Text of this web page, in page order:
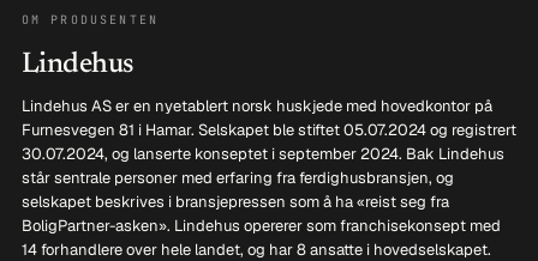
OM PRODUSENTEN
Lindehus
Lindehus AS er en nyetablert norsk huskjede med hovedkontor på
Furnesvegen 81 i Hamar. Selskapet ble stiftet 05.07.2024 og registrert
30.07.2024, og lanserte konseptet i september 2024. Bak Lindehus
står sentrale personer med erfaring fra ferdighusbransjen, og
selskapet beskrives i bransjepressen som å ha «reist seg fra
BoligPartner-asken». Lindehus opererer som franchisekonsept med
14 forhandlere over hele landet, og har 8 ansatte i hovedselskapet.